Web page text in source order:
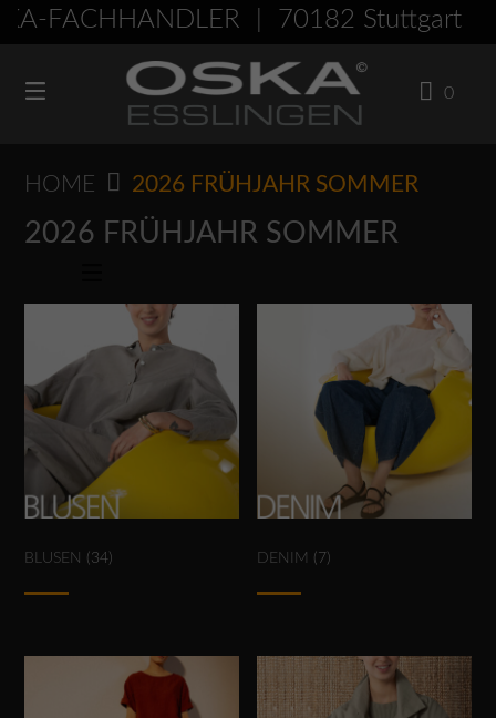
Springen
Inhalt
FACHHÄNDLER | 70182
0
HOME 2026 FRÜHJAHR SOMMER
2026 FRÜHJAHR SOMMER
BLUSEN (34) DENIM (7)